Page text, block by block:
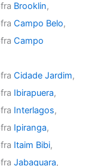
Brooklin,
Campo Belo,
Campo
Cidade Jardim,
Ibirapuera,
Interlagos,
Ipiranga,
Itaim Bibi,
Jabaquara,